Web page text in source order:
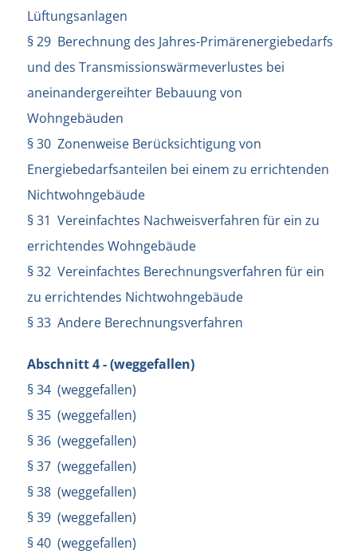
Lüftungsanlagen
§ 29 Berechnung des Jahres-Primärenergiebedarfs
und des Transmissionswärmeverlustes bei
aneinandergereihter Bebauung von
Wohngebäuden
§ 30 Zonenweise Berücksichtigung von
Energiebedarfsanteilen bei einem zu errichtenden
Nichtwohngebäude
§ 31 Vereinfachtes Nachweisverfahren für ein zu
errichtendes Wohngebäude
§ 32 Vereinfachtes Berechnungsverfahren für ein
zu errichtendes Nichtwohngebäude
§ 33 Andere Berechnungsverfahren
Abschnitt 4 - (weggefallen)
§ 34 (weggefallen)
§ 35 (weggefallen)
§ 36 (weggefallen)
§ 37 (weggefallen)
§ 38 (weggefallen)
§ 39 (weggefallen)
§ 40 (weggefallen)